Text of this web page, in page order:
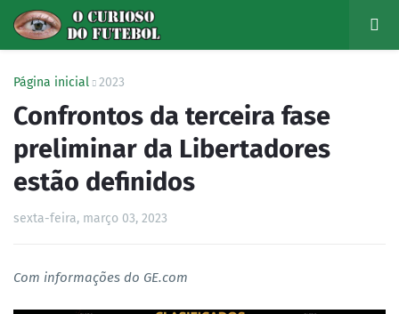
Página inicial 2023
Confrontos da terceira fase
preliminar da Libertadores
estão definidos
sexta-feira, março 03, 2023
Com informações do GE.com